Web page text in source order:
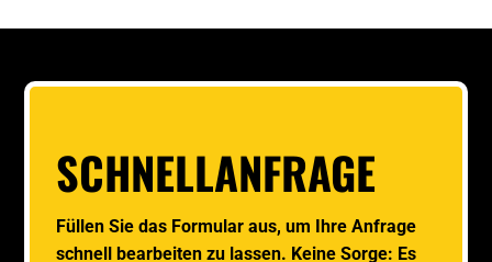
SCHNELLANFRAGE
Füllen Sie das Formular aus, um Ihre Anfrage
schnell bearbeiten zu lassen. Keine Sorge: Es